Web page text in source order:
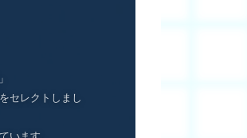
セレクトしまし